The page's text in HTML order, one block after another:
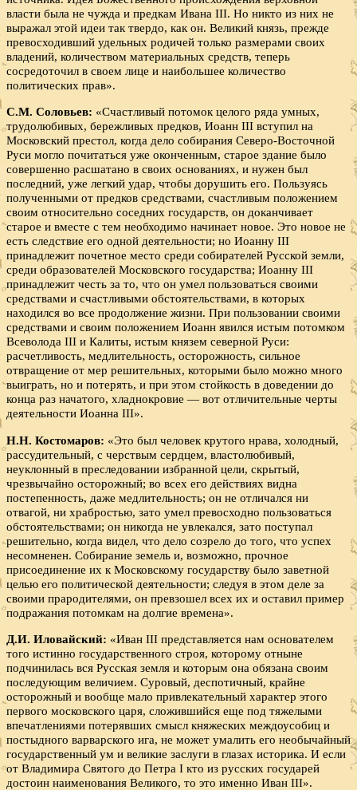
власти была не чужда и предкам Ивана III. Но никто из них не
выражал этой идеи так твердо, как он. Великий князь, прежде
превосходивший удельных родичей только размерами своих
владений, количеством материальных средств, теперь
сосредоточил в своем лице и наибольшее количество
политических прав».
С.М. Соловьев: «Счастливый потомок целого ряда умных,
трудолюбивых, бережливых предков, Иоанн III вступил на
Московский престол, когда дело собирания Северо-Восточной
Руси могло почитаться уже оконченным, старое здание было
совершенно расшатано в своих основаниях, и нужен был
последний, уже легкий удар, чтобы дорушить его. Пользуясь
полученными от предков средствами, счастливым положением
своим относительно соседних государств, он доканчивает
старое и вместе с тем необходимо начинает новое. Это новое не
есть следствие его одной деятельности; но Иоанну III
принадлежит почетное место среди собирателей Русской земли,
среди образователей Московского государства; Иоанну III
принадлежит честь за то, что он умел пользоваться своими
средствами и счастливыми обстоятельствами, в которых
находился во все продолжение жизни. При пользовании своими
средствами и своим положением Иоанн явился истым потомком
Всеволода III и Калиты, истым князем северной Руси:
расчетливость, медлительность, осторожность, сильное
отвращение от мер решительных, которыми было можно много
выиграть, но и потерять, и при этом стойкость в доведении до
конца раз начатого, хладнокровие — вот отличительные черты
деятельности Иоанна III».
Н.Н. Костомаров: «Это был человек крутого нрава, холодный,
рассудительный, с черствым сердцем, властолюбивый,
неуклонный в преследовании избранной цели, скрытый,
чрезвычайно осторожный; во всех его действиях видна
постепенность, даже медлительность; он не отличался ни
отвагой, ни храбростью, зато умел превосходно пользоваться
обстоятельствами; он никогда не увлекался, зато поступал
решительно, когда видел, что дело созрело до того, что успех
несомненен. Собирание земель и, возможно, прочное
присоединение их к Московскому государству было заветной
целью его политической деятельности; следуя в этом деле за
своими прародителями, он превзошел всех их и оставил пример
подражания потомкам на долгие времена».
Д.И. Иловайский: «Иван III представляется нам основателем
того истинно государственного строя, которому отныне
подчинилась вся Русская земля и которым она обязана своим
последующим величием. Суровый, деспотичный, крайне
осторожный и вообще мало привлекательный характер этого
первого московского царя, сложившийся еще под тяжелыми
впечатлениями потерявших смысл княжеских междоусобиц и
постыдного варварского ига, не может умалить его необычайный
государственный ум и великие заслуги в глазах историка. И если
от Владимира Святого до Петра I кто из русских государей
достоин наименования Великого, то это именно Иван III».